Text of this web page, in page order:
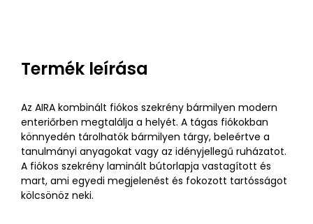
Termék leírása
Az AIRA kombinált fiókos szekrény bármilyen modern
enteriőrben megtalálja a helyét. A tágas fiókokban
könnyedén tárolhatók bármilyen tárgy, beleértve a
tanulmányi anyagokat vagy az idényjellegű ruházatot.
A fiókos szekrény laminált bútorlapja vastagított és
mart, ami egyedi megjelenést és fokozott tartósságot
kölcsönöz neki.